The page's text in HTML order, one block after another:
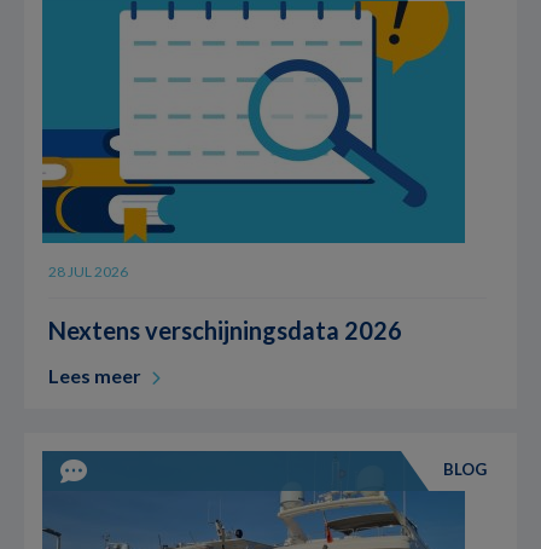
28 JUL 2026
Nextens verschijningsdata 2026
Lees meer
BLOG